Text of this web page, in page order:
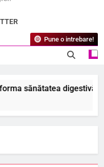
Pune o intrebare!
sănătatea digestivă și